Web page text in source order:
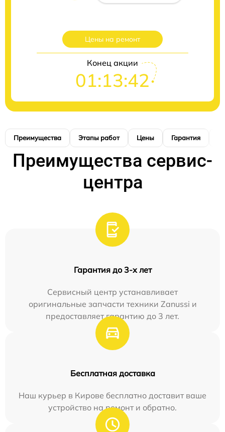
Цены на ремонт
Конец акции
01:13:41
Преимущества Этапы работ Цены Гарантия
Преимущества сервис-
центра
Гарантия до 3-х лет
Сервисный центр устанавливает
оригинальные запчасти техники Zanussi и
предоставляет гарантию до 3 лет.
Бесплатная доставка
Наш курьер в Кирове бесплатно доставит ваше
устройство на ремонт и обратно.